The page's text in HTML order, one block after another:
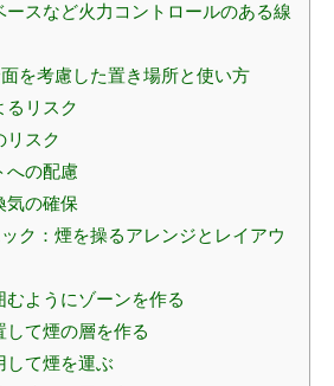
ースなど火力コントロールのある線
を考慮した置き場所と使い方
るリスク
リスク
への配慮
気の確保
ク：煙を操るアレンジとレイアウ
むようにゾーンを作る
して煙の層を作る
して煙を運ぶ